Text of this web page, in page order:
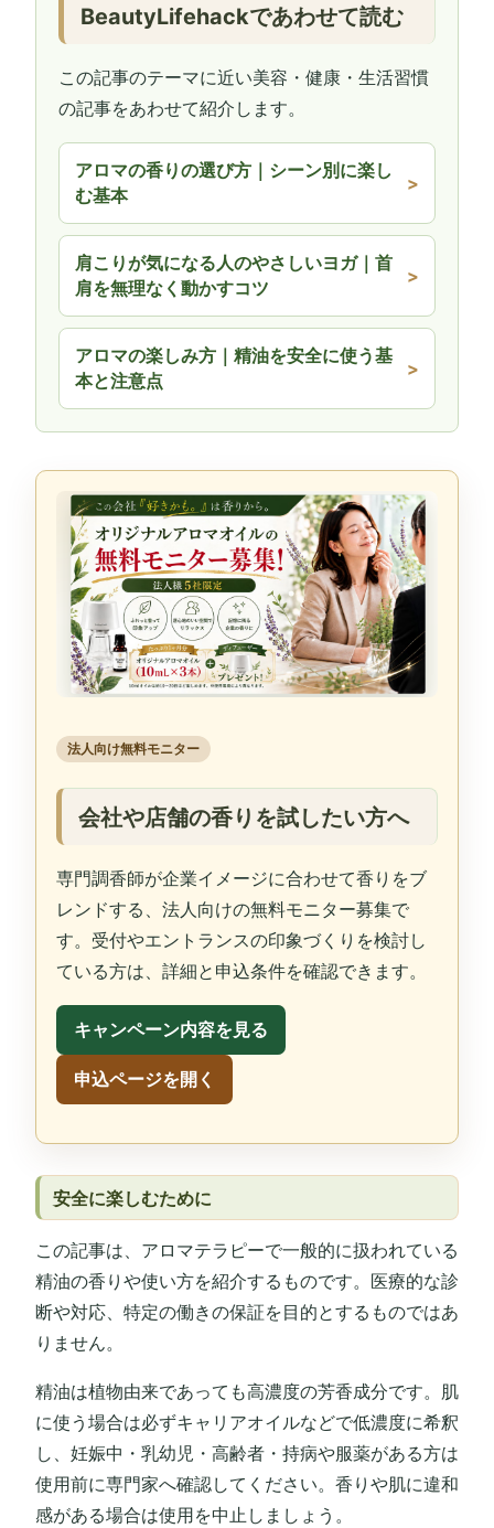
BeautyLifehackであわせて読む
この記事のテーマに近い美容・健康・生活習慣
の記事をあわせて紹介します。
アロマの香りの選び方｜シーン別に楽し
む基本
肩こりが気になる人のやさしいヨガ｜首
肩を無理なく動かすコツ
アロマの楽しみ方｜精油を安全に使う基
本と注意点
法人向け無料モニター
会社や店舗の香りを試したい方へ
専門調香師が企業イメージに合わせて香りをブ
レンドする、法人向けの無料モニター募集で
す。受付やエントランスの印象づくりを検討し
ている方は、詳細と申込条件を確認できます。
キャンペーン内容を見る
申込ページを開く
安全に楽しむために
この記事は、アロマテラピーで一般的に扱われている
精油の香りや使い方を紹介するものです。医療的な診
断や対応、特定の働きの保証を目的とするものではあ
りません。
精油は植物由来であっても高濃度の芳香成分です。肌
に使う場合は必ずキャリアオイルなどで低濃度に希釈
し、妊娠中・乳幼児・高齢者・持病や服薬がある方は
使用前に専門家へ確認してください。香りや肌に違和
感がある場合は使用を中止しましょう。